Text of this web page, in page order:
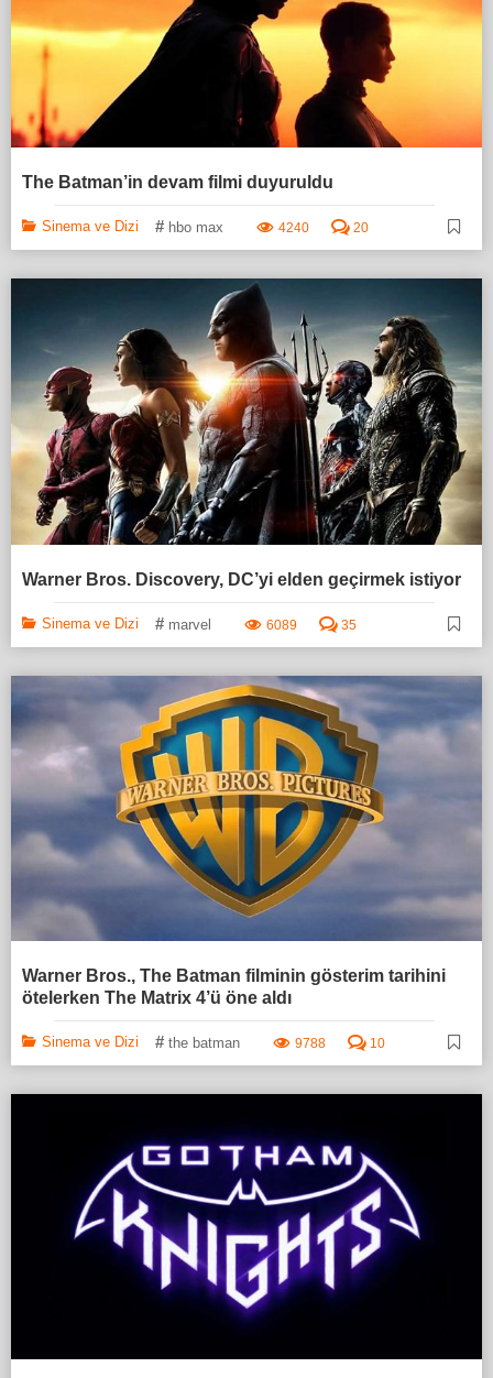
The Batman’in devam filmi duyuruldu
Sinema ve Dizi # hbo max 4240 20
Warner Bros. Discovery, DC’yi elden geçirmek istiyor
Sinema ve Dizi # marvel 6089 35
Warner Bros., The Batman filminin gösterim tarihini
ötelerken The Matrix 4’ü öne aldı
Sinema ve Dizi # the batman 9788 10